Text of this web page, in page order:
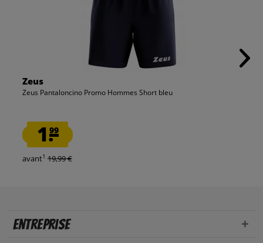
Zeus
Zeus Pantaloncino Promo Hommes Short bleu
1.99
avant1 19,99 €
Entreprise